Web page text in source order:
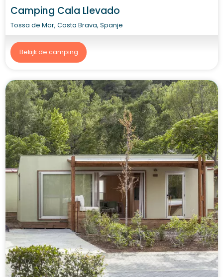
Camping Cala Llevado
Tossa de Mar, Costa Brava, Spanje
Bekijk de camping